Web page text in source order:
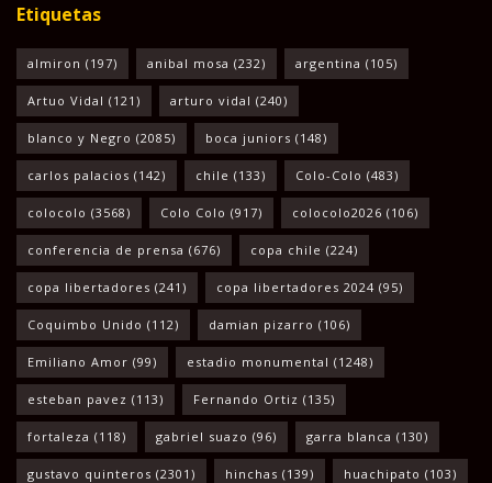
Etiquetas
almiron (197) anibal mosa (232) argentina (105)
Artuo Vidal (121) arturo vidal (240)
blanco y Negro (2085) boca juniors (148)
carlos palacios (142) chile (133) Colo-Colo (483)
colocolo (3568) Colo Colo (917) colocolo2026 (106)
conferencia de prensa (676) copa chile (224)
copa libertadores (241) copa libertadores 2024 (95)
Coquimbo Unido (112) damian pizarro (106)
Emiliano Amor (99) estadio monumental (1248)
esteban pavez (113) Fernando Ortiz (135)
fortaleza (118) gabriel suazo (96) garra blanca (130)
gustavo quinteros (2301) hinchas (139) huachipato (103)